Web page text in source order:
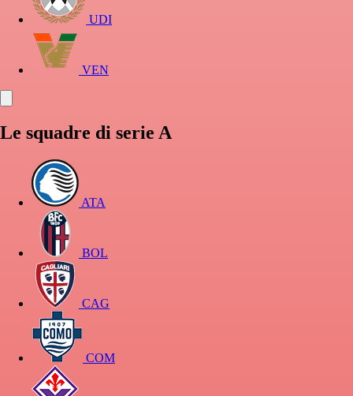
UDI
VEN
Le squadre di serie A
ATA
BOL
CAG
COM